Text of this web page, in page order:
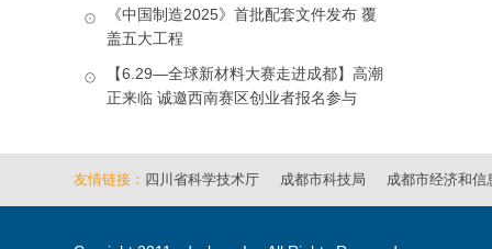
《中国制造2025》首批配套文件发布 覆
盖五大工程
【6.29—全球新材料大赛走进成都】高潮
正来临 诚邀西南赛区创业者报名参与
友情链接： 四川省科学技术厅 成都市科技局 成都市经济和信